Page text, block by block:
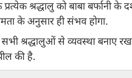
प्रत्येक श्रद्धालु को बाबा बर्फानी
के अनुसार ही संभव होगा.
सभी श्रद्धालुओं से व्यवस्था बनाए
की है.